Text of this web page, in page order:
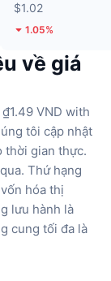
$1.02
1.05%
về giá
₫1.49 VND with
tôi cập nhật
thời gian thực.
Thứ hạng
hóa thị
lưu hành là
cung tối đa là